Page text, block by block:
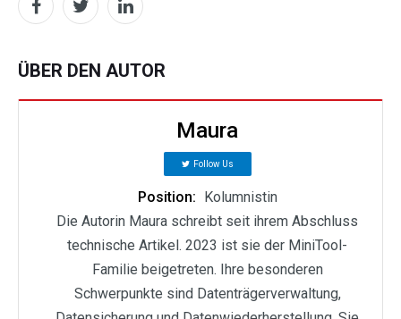
ÜBER DEN AUTOR
Maura
Follow Us
Position:
Kolumnistin
Die Autorin Maura schreibt seit ihrem Abschluss
technische Artikel. 2023 ist sie der MiniTool-
Familie beigetreten. Ihre besonderen
Schwerpunkte sind Datenträgerverwaltung,